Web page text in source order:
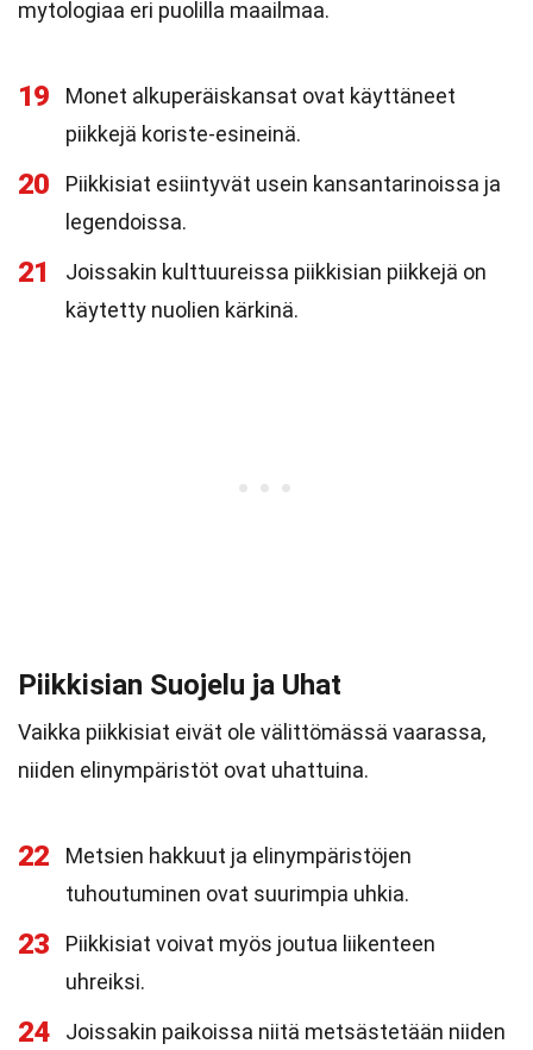
mytologiaa eri puolilla maailmaa.
19
Monet alkuperäiskansat ovat käyttäneet
piikkejä koriste-esineinä.
20
Piikkisiat esiintyvät usein kansantarinoissa ja
legendoissa.
21
Joissakin kulttuureissa piikkisian piikkejä on
käytetty nuolien kärkinä.
Piikkisian Suojelu ja Uhat
Vaikka piikkisiat eivät ole välittömässä vaarassa,
niiden elinympäristöt ovat uhattuina.
22
Metsien hakkuut ja elinympäristöjen
tuhoutuminen ovat suurimpia uhkia.
23
Piikkisiat voivat myös joutua liikenteen
uhreiksi.
24
Joissakin paikoissa niitä metsästetään niiden